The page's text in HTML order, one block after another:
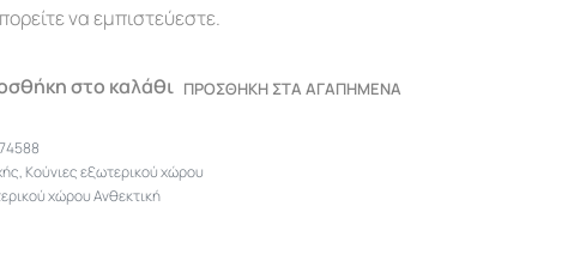
να εμπιστεύεστε.
στο καλάθι ΠΡΟΣΘΗΚΗ ΣΤΑ ΑΓΑΠΗΜΕΝΑ
74588
, Κούνιες εξωτερικού χώρου
χώρου Ανθεκτική